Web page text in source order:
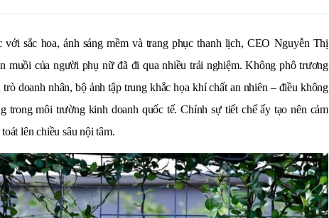
sắc hoa, ánh sáng mềm và trang phục thanh lịch, CEO Nguyễn Thị
muồi của người phụ nữ đã đi qua nhiều trải nghiệm. Không phô trương
doanh nhân, bộ ảnh tập trung khắc họa khí chất an nhiên – điều không
trong môi trường kinh doanh quốc tế. Chính sự tiết chế ấy tạo nên cảm
lên chiều sâu nội tâm.